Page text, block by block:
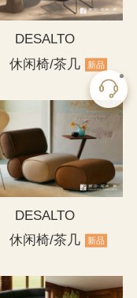
DESALTO
休闲椅/茶几
新品
DESALTO
休闲椅/茶几
新品